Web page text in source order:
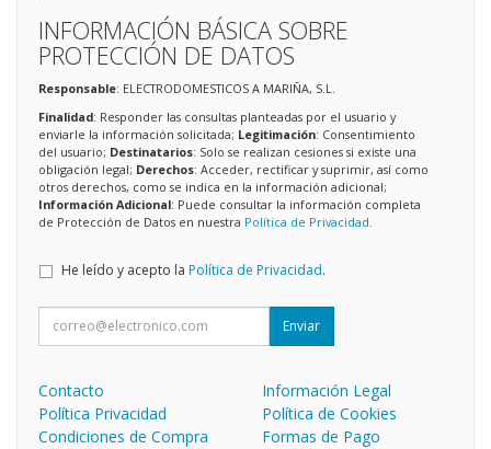
INFORMACIÓN BÁSICA SOBRE
PROTECCIÓN DE DATOS
Responsable: ELECTRODOMESTICOS A MARIÑA, S.L.
Finalidad: Responder las consultas planteadas por el usuario y
enviarle la información solicitada; Legitimación: Consentimiento
del usuario; Destinatarios: Solo se realizan cesiones si existe una
obligación legal; Derechos: Acceder, rectificar y suprimir, así como
otros derechos, como se indica en la información adicional;
Información Adicional: Puede consultar la información completa
de Protección de Datos en nuestra Política de Privacidad.
He leído y acepto la Política de Privacidad.
Enviar
Contacto
Información Legal
Política Privacidad
Política de Cookies
Condiciones de Compra
Formas de Pago